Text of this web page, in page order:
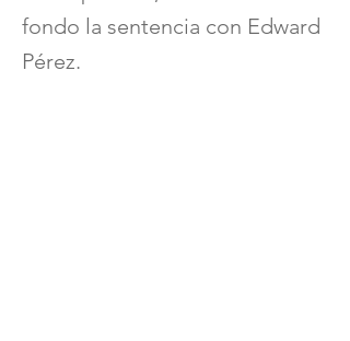
fondo la sentencia con Edward
Pérez.